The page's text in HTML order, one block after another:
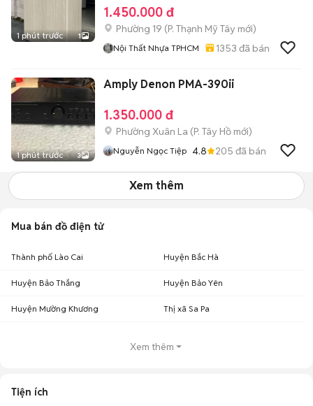
1 phút trước 1
1.450.000 đ
Phường 19 (P. Thạnh Mỹ Tây mới)
Nội Thất Nhựa TPHCM 1353 đã bán
1 phút trước 3
Amply Denon PMA-390ii
1.350.000 đ
Phường Xuân La (P. Tây Hồ mới)
Nguyễn Ngọc Tiệp 4.8 205 đã bán
Xem thêm
Mua bán đồ điện tử
Thành phố Lào Cai Huyện Bắc Hà
Huyện Bảo Thắng Huyện Bảo Yên
Huyện Mường Khương Thị xã Sa Pa
Xem thêm
Tiện ích